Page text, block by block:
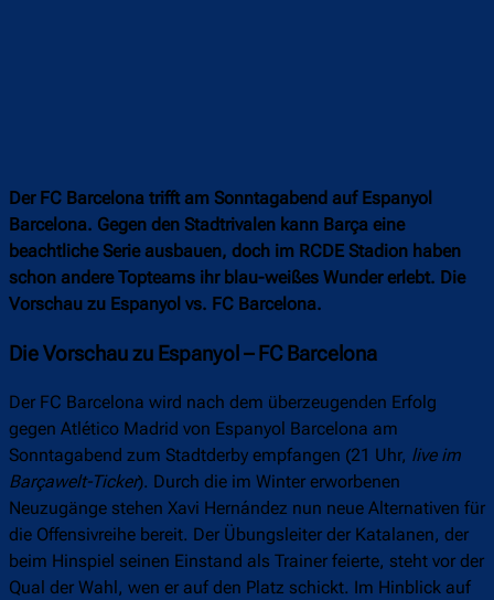
Der FC Barcelona trifft am Sonntagabend auf Espanyol
Barcelona. Gegen den Stadtrivalen kann Barça eine
beachtliche Serie ausbauen, doch im RCDE Stadion haben
schon andere Topteams ihr blau-weißes Wunder erlebt. Die
Vorschau zu Espanyol vs. FC Barcelona.
Die Vorschau zu Espanyol – FC Barcelona
Der FC Barcelona wird nach dem überzeugenden Erfolg
gegen Atlético Madrid von Espanyol Barcelona am
Sonntagabend zum Stadtderby empfangen (21 Uhr, live im
Barçawelt-Ticker). Durch die im Winter erworbenen
Neuzugänge stehen Xavi Hernández nun neue Alternativen für
die Offensivreihe bereit. Der Übungsleiter der Katalanen, der
beim Hinspiel seinen Einstand als Trainer feierte, steht vor der
Qual der Wahl, wen er auf den Platz schickt. Im Hinblick auf